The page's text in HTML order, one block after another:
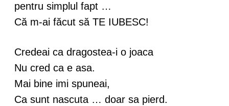
pentru simplul fapt …
Că m-ai făcut să TE IUBESC!
Credeai ca dragostea-i o joaca
Nu cred ca e asa.
Mai bine imi spuneai,
Ca sunt nascuta … doar sa pierd.